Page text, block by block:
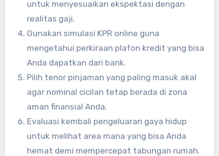
untuk menyesuaikan ekspektasi dengan
realitas gaji.
Gunakan simulasi KPR online guna
mengetahui perkiraan plafon kredit yang bisa
Anda dapatkan dari bank.
Pilih tenor pinjaman yang paling masuk akal
agar nominal cicilan tetap berada di zona
aman finansial Anda.
Evaluasi kembali pengeluaran gaya hidup
untuk melihat area mana yang bisa Anda
hemat demi mempercepat tabungan rumah.